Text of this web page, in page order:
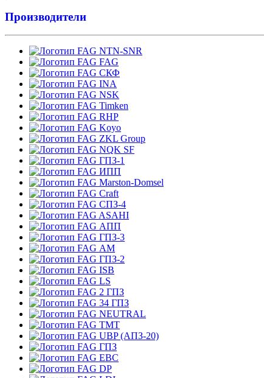
Производители
NTN-SNR
FAG
СКФ
INA
NSK
Timken
RHP
Koyo
ZKL Group
NQK SF
ГПЗ-1
ИПП
Marston-Domsel
Craft
СПЗ-4
ASAHI
АПП
ГПЗ-3
АМ
ГПЗ-2
ISB
LS
2 ГПЗ
34 ГПЗ
NEUTRAL
TMT
UBP (АПЗ-20)
ГПЗ
EBC
DP